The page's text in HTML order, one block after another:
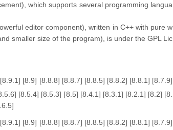
which supports several programming langua
editor component), written in C++ with pure w
smaller size of the program), is under the GPL Lic
8.9.1] [8.9] [8.8.8] [8.8.7] [8.8.5] [8.8.2] [8.8.1] [8.7.9]
] [8.5.4] [8.5.3] [8.5] [8.4.1] [8.3.1] [8.2.1] [8.2] [8.
]
8.9.1] [8.9] [8.8.8] [8.8.7] [8.8.5] [8.8.2] [8.8.1] [8.7.9]